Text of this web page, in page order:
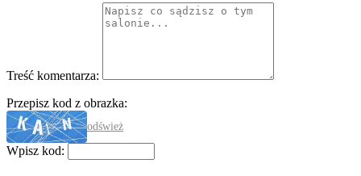
Treść komentarza:
Przepisz kod z obrazka:
odśwież
Wpisz kod: